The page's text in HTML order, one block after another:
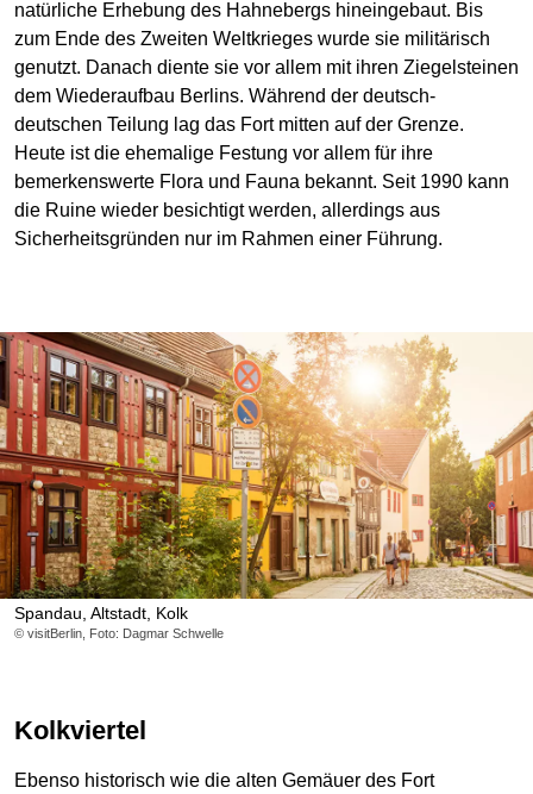
natürliche Erhebung des Hahnebergs hineingebaut. Bis
zum Ende des Zweiten Weltkrieges wurde sie militärisch
genutzt. Danach diente sie vor allem mit ihren Ziegelsteinen
dem Wiederaufbau Berlins. Während der deutsch-
deutschen Teilung lag das Fort mitten auf der Grenze.
Heute ist die ehemalige Festung vor allem für ihre
bemerkenswerte Flora und Fauna bekannt. Seit 1990 kann
die Ruine wieder besichtigt werden, allerdings aus
Sicherheitsgründen nur im Rahmen einer Führung.
Spandau, Altstadt, Kolk
© visitBerlin, Foto: Dagmar Schwelle
Kolkviertel
Ebenso historisch wie die alten Gemäuer des Fort